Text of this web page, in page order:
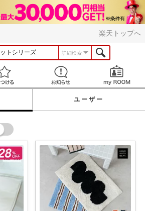
楽天トップへ
詳細検索
見つける お知らせ
ユーザー